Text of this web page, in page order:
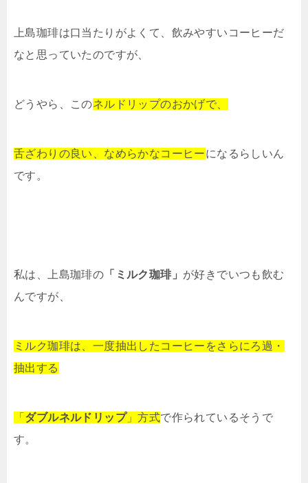
上島珈琲は口当たりがよくて、飲みやすいコーヒーだ
なと思っていたのですが、
どうやら、このネルドリップのおかげで、
舌ざわりの良い、なめらかなコーヒーになるらしいん
です。
私は、上島珈琲の 「ミルク珈琲」 が好きでいつも飲む
んですが、
ミルク珈琲は、一度抽出したコーヒーをさらにろ過・
抽出する
「 ダブルネルドリップ」方式で作られているそうで
す。